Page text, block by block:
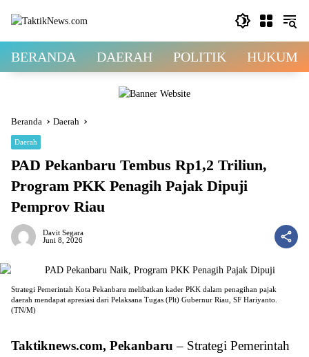
BERANDA DAERAH POLITIK HUKUM
Beranda Daerah
Daerah
PAD Pekanbaru Tembus Rp1,2 Triliun,
Program PKK Penagih Pajak Dipuji
Pemprov Riau
Davit Segara
Juni 8, 2026
Strategi Pemerintah Kota Pekanbaru melibatkan kader PKK dalam penagihan pajak
daerah mendapat apresiasi dari Pelaksana Tugas (Plt) Gubernur Riau, SF Hariyanto.
(TN/M)
Taktiknews.com, Pekanbaru – Strategi Pemerintah